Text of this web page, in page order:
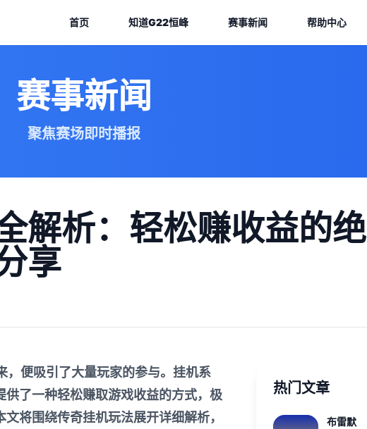
首页 知道G22恒峰 赛事新闻 帮助中心
赛事新闻
聚焦赛场即时播报
解析：轻松赚收益的绝
享
，便吸引了大量玩家的参与。挂机系
了一种轻松赚取游戏收益的方式，极
将围绕传奇挂机玩法展开详细解析，
热门文章
布雷默